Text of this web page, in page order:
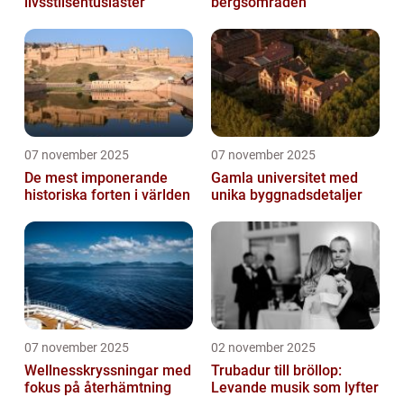
07 november 2025
De mest imponerande
historiska forten i världen
07 november 2025
Gamla universitet med
unika byggnadsdetaljer
07 november 2025
Wellnesskryssningar med
fokus på återhämtning
02 november 2025
Trubadur till bröllop:
Levande musik som lyfter